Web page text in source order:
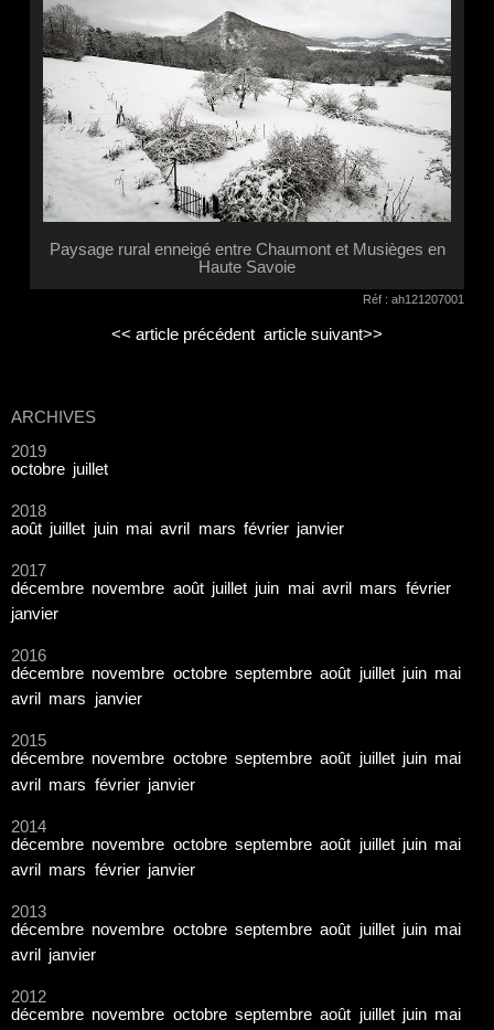
Paysage rural enneigé entre Chaumont et Musièges en
Haute Savoie
Réf : ah121207001
<< article précédent article suivant>>
ARCHIVES
2019
octobre juillet
2018
août juillet juin mai avril mars février janvier
2017
décembre novembre août juillet juin mai avril mars février
janvier
2016
décembre novembre octobre septembre août juillet juin mai
avril
mars janvier
2015
décembre novembre octobre septembre août juillet juin mai
avril
mars février janvier
2014
décembre novembre octobre septembre août juillet juin mai
avril
mars février janvier
2013
décembre novembre octobre septembre août juillet juin mai
avril
janvier
2012
décembre novembre octobre septembre août juillet juin mai